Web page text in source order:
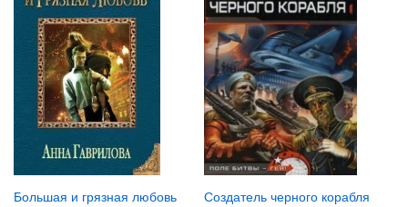
Большая и грязная любовь Создатель черного корабля